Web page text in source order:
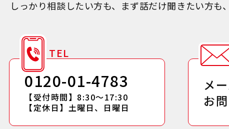
しっかり相談したい方も、まず話だけ聞きたい方も
TEL
0120-01-4783
【受付時間】8:30～17:30
【定休日】土曜日、日曜日
メ
お